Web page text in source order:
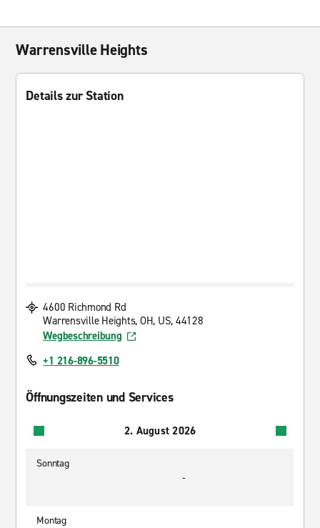
Warrensville Heights
Details zur Station
4600 Richmond Rd
Warrensville Heights, OH, US, 44128
Wegbeschreibung
+1 216-896-5510
Öffnungszeiten und Services
2. August 2026
Sonntag
-
Montag